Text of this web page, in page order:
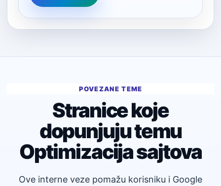
POVEZANE TEME
Stranice koje
dopunjuju temu
Optimizacija sajtova
Ove interne veze pomažu korisniku i Google